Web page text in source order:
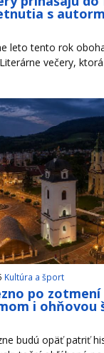
s
leto tento rok
večery,
Kultúra a šport
po zotmení
i ohňovou
budú opäť patriť